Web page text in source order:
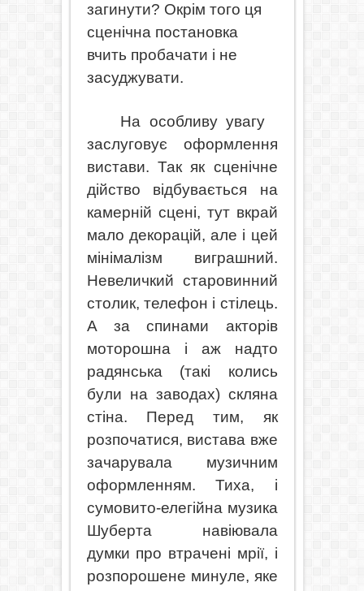
загинути? Окрім того ця
сценічна постановка
вчить пробачати і не
засуджувати.
На особливу увагу
заслуговує оформлення
вистави. Так як сценічне
дійство відбувається на
камерній сцені, тут вкрай
мало декорацій, але і цей
мінімалізм виграшний.
Невеличкий старовинний
столик, телефон і стілець.
А за спинами акторів
моторошна і аж надто
радянська (такі колись
були на заводах) скляна
стіна. Перед тим, як
розпочатися, вистава вже
зачарувала музичним
оформленням. Тиха, і
сумовито-елегійна музика
Шуберта навіювала
думки про втрачені мрії, і
розпорошене минуле, яке